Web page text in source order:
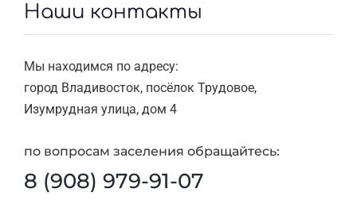
Наши контакты
Мы находимся по адресу:
город Владивосток, посёлок Трудовое,
Изумрудная улица, дом 4
по вопросам заселения обращайтесь:
8 (908) 979-91-07